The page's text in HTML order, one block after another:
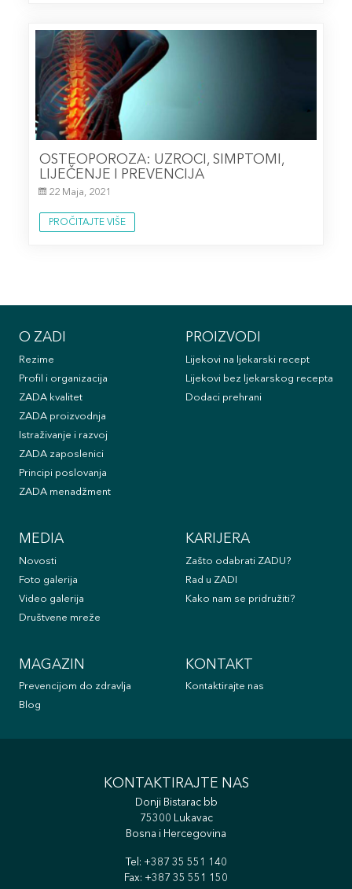
OSTEOPOROZA: UZROCI, SIMPTOMI,
LIJEČENJE I PREVENCIJA
22 Maja, 2021
PROČITAJTE VIŠE
O ZADI
Rezime
Profil i organizacija
ZADA kvalitet
ZADA proizvodnja
Istraživanje i razvoj
ZADA zaposlenici
Principi poslovanja
ZADA menadžment
PROIZVODI
Lijekovi na ljekarski recept
Lijekovi bez ljekarskog recepta
Dodaci prehrani
MEDIA
Novosti
Foto galerija
Video galerija
Društvene mreže
KARIJERA
Zašto odabrati ZADU?
Rad u ZADI
Kako nam se pridružiti?
MAGAZIN
Prevencijom do zdravlja
Blog
KONTAKT
Kontaktirajte nas
KONTAKTIRAJTE NAS
Donji Bistarac bb
75300 Lukavac
Bosna i Hercegovina
Tel: +387 35 551 140
Fax: +387 35 551 150